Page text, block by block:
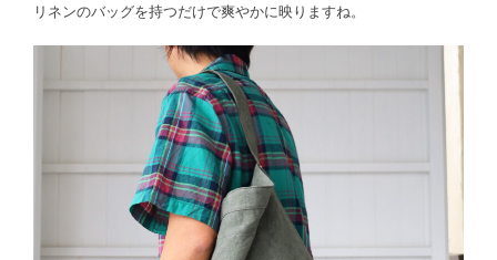
リネンのバッグを持つだけで爽やかに映りますね。